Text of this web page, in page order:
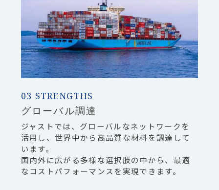
03 STRENGTHS
グローバル調達
ジャストでは、グローバルなネットワークを
活用し、世界中から高品質な材料を調達して
います。
国内外に広がる多様な選択肢の中から、最適
なコストパフォーマンスを実現できます。